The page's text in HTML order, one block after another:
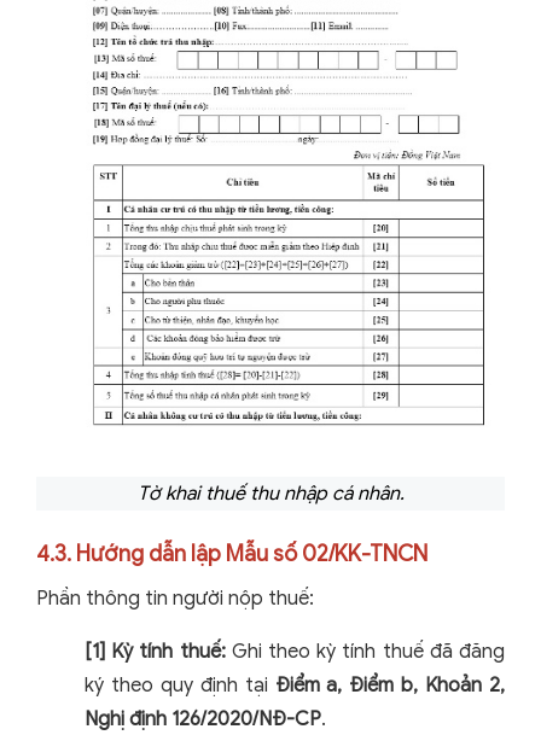
Tờ khai thuế thu nhập cá nhân.
4.3. Hướng dẫn lập Mẫu số 02/KK-TNCN
Phần thông tin người nộp thuế:
[1] Kỳ tính thuế:Ghi theo kỳ tính thuế đã đăng
ký theo quy định tại Điểm a, Điểm b, Khoản 2,
Nghị định 126/2020/NĐ-CP.